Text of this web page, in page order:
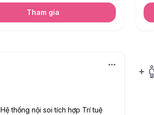
Tham gia
Hệ thống nội soi tích hợp Trí tuệ